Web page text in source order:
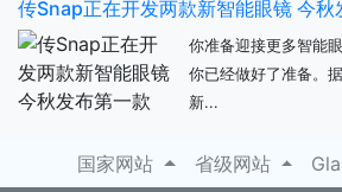
传Snap正在开发两款新智能眼镜 今秋
你准备迎接更多智能
你已经做好了准备。
新...
国家网站 省级网站